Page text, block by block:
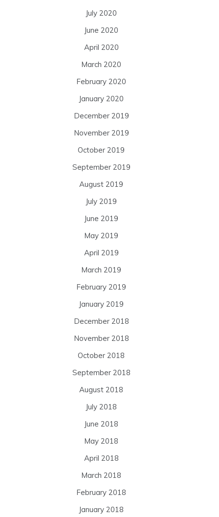
July 2020
June 2020
April 2020
March 2020
February 2020
January 2020
December 2019
November 2019
October 2019
September 2019
August 2019
July 2019
June 2019
May 2019
April 2019
March 2019
February 2019
January 2019
December 2018
November 2018
October 2018
September 2018
August 2018
July 2018
June 2018
May 2018
April 2018
March 2018
February 2018
January 2018